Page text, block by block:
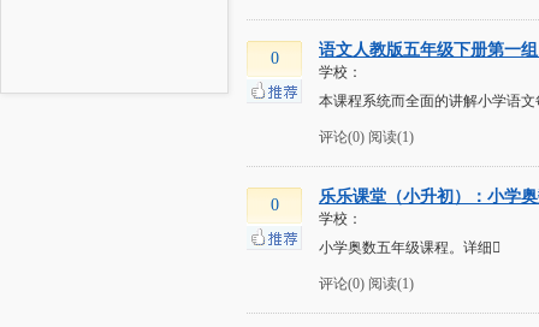
0 语文人教版五年级下册第一
学校：
本课程系统而全面的讲解小学语
评论(0) 阅读(1)
0 乐乐课堂（小升初）：小学
学校：
小学奥数五年级课程。详细
评论(0) 阅读(1)